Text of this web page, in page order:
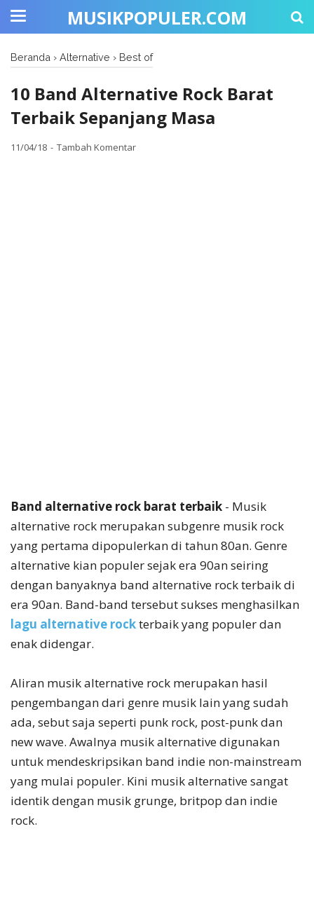
MUSIKPOPULER.COM
Beranda › Alternative › Best of
10 Band Alternative Rock Barat
Terbaik Sepanjang Masa
11/04/18 Tambah Komentar
Band alternative rock barat terbaik - Musik
alternative rock merupakan subgenre musik rock
yang pertama dipopulerkan di tahun 80an. Genre
alternative kian populer sejak era 90an seiring
dengan banyaknya band alternative rock terbaik di
era 90an. Band-band tersebut sukses menghasilkan
lagu alternative rockterbaik yang populer dan
enak didengar.
Aliran musik alternative rock merupakan hasil
pengembangan dari genre musik lain yang sudah
ada, sebut saja seperti punk rock, post-punk dan
new wave. Awalnya musik alternative digunakan
untuk mendeskripsikan band indie non-mainstream
yang mulai populer. Kini musik alternative sangat
identik dengan musik grunge, britpop dan indie
rock.